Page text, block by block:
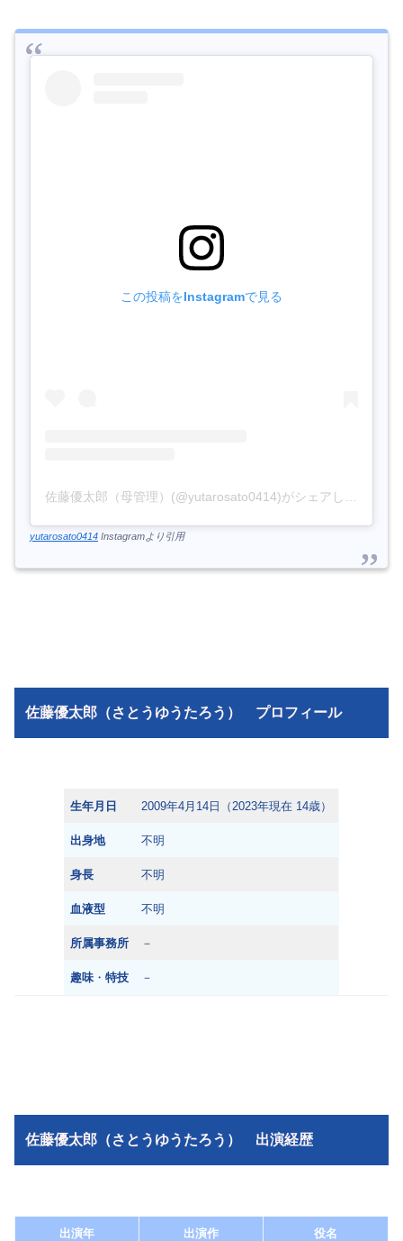
この投稿をInstagramで見る
yutarosato0414 Instagramより引用
佐藤優太郎（さとうゆうたろう） プロフィール
生年月日 2009年4月14日（2023年現在 14歳）
出身地 不明
身長 不明
血液型 不明
所属事務所 －
趣味 ・特技 －
佐藤優太郎（さとうゆうたろう） 出演経歴
出演年 出演作 役名